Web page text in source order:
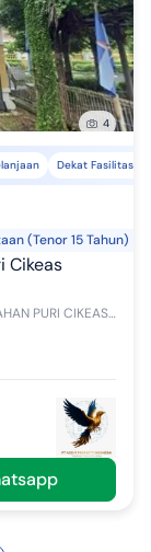
4
Dekat Fasilitas
(Tenor 15 Tahun)
Cikeas
LELANG RUMAH LUAS & MEWAH 2 LANTAI PERUMAHAN PURI CIKEAS KAB BOGOR HARGA PASARAN : 8 M Kawasan Cikeas - Cibubur (perbatasan Bogor & Jakarta Ti...